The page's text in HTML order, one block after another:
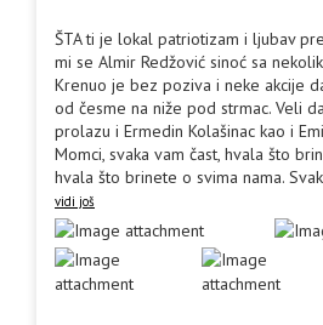
ŠTA ti je lokal patriotizam i ljubav
mi se Almir Redžović sinoć sa
Krenuo je bez poziva i neke akcije
od česme na niže pod strmac. Veli
prolazu i Ermedin Kolašinac kao i
Momci, svaka vam čast, hvala što
hvala što brinete o svima nama.
vidi još